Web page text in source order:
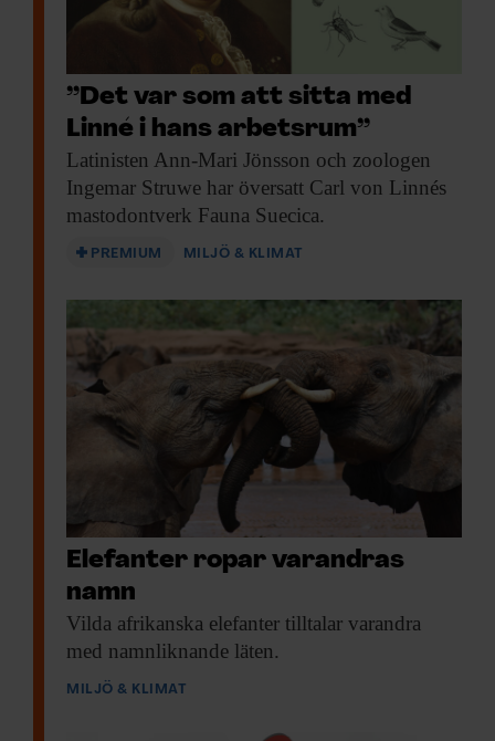
”Det var som att sitta med
Linné i hans arbetsrum”
Latinisten Ann-Mari Jönsson och zoologen
Ingemar Struwe har översatt Carl von Linnés
mastodontverk Fauna Suecica.
PREMIUM MILJÖ & KLIMAT
Elefanter ropar varandras
namn
Vilda afrikanska elefanter tilltalar varandra
med namnliknande läten.
MILJÖ & KLIMAT